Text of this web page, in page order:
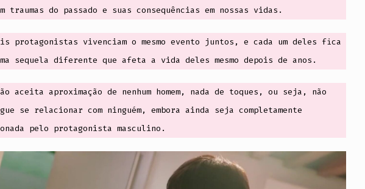
traumas do passado e suas consequências em nossas vidas.
protagonistas vivenciam o mesmo evento juntos, e cada um deles fica
sequela diferente que afeta a vida deles mesmo depois de anos.
aceita aproximação de nenhum homem, nada de toques, ou seja, não
se relacionar com ninguém, embora ainda seja completamente
pelo protagonista masculino.